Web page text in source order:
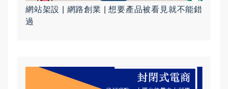
網站架設 | 網路創業 | 想要產品被看見就不能錯
過